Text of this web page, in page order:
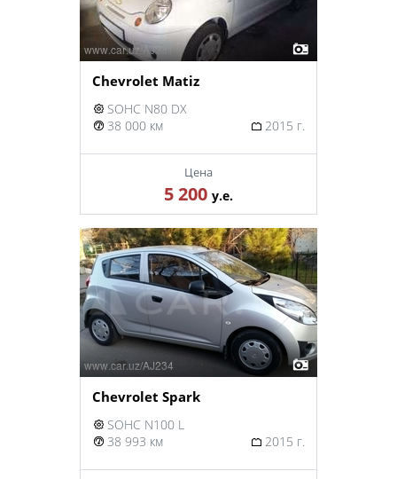
Chevrolet Matiz
SOHC N80 DX
38 000 км
2015 г.
Цена
5 200 у.е.
Chevrolet Spark
SOHC N100 L
38 993 км
2015 г.